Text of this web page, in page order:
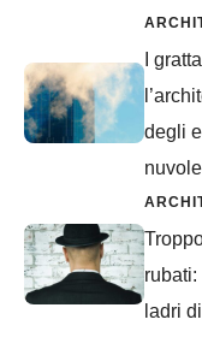
I
degli
nuvole
ladri